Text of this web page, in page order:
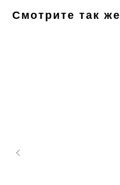
Смотрите так же